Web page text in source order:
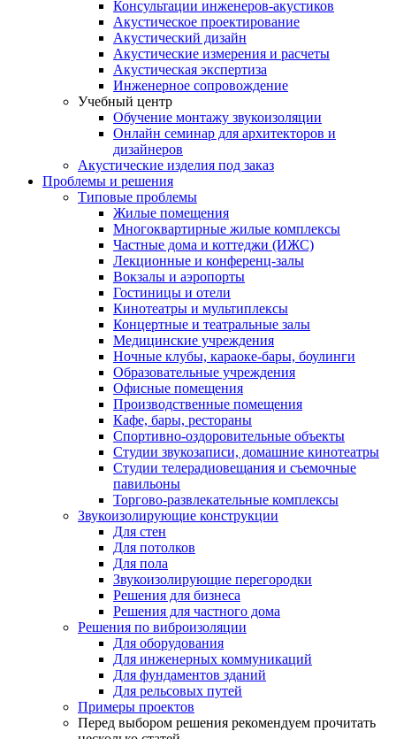
Консультации инженеров-акустиков
Акустическое проектирование
Акустический дизайн
Акустические измерения и расчеты
Акустическая экспертиза
Инженерное сопровождение
Учебный центр
Обучение монтажу звукоизоляции
Онлайн семинар для архитекторов и
дизайнеров
Акустические изделия под заказ
Проблемы и решения
Типовые проблемы
Жилые помещения
Многоквартирные жилые комплексы
Частные дома и коттеджи (ИЖС)
Лекционные и конференц-залы
Вокзалы и аэропорты
Гостиницы и отели
Кинотеатры и мультиплексы
Концертные и театральные залы
Медицинские учреждения
Ночные клубы, караоке-бары, боулинги
Образовательные учреждения
Офисные помещения
Производственные помещения
Кафе, бары, рестораны
Спортивно-оздоровительные объекты
Студии звукозаписи, домашние кинотеатры
Студии телерадиовещания и съемочные
павильоны
Торгово-развлекательные комплексы
Звукоизолирующие конструкции
Для стен
Для потолков
Для пола
Звукоизолирующие перегородки
Решения для бизнеса
Решения для частного дома
Решения по виброизоляции
Для оборудования
Для инженерных коммуникаций
Для фундаментов зданий
Для рельсовых путей
Примеры проектов
Перед выбором решения рекомендуем прочитать